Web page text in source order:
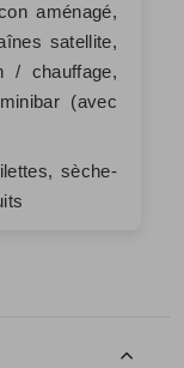
aménagé,
satellite,
/ chauffage,
(avec
sèche-